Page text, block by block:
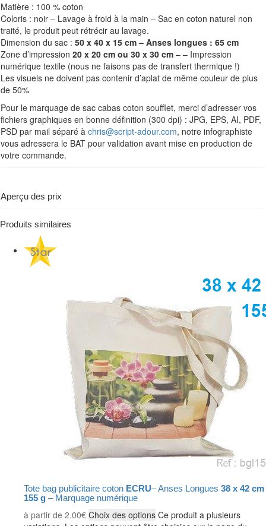
Matière : 100 % coton
Coloris : noir – Lavage à froid à la main – Sac en coton naturel non
traité, le produit peut rétrécir au lavage.
Dimension du sac : 50 x 40 x 15 cm – Anses longues : 65 cm
Zone d’impression 20 x 20 cm ou 30 x 30 cm – – Impression
numérique textile (nous ne faisons pas de transfert thermique !)
Les visuels ne doivent pas contenir d’aplat de même couleur de plus
de 50%
Pour le marquage de sac cabas coton soufflet, merci d’adresser vos
fichiers graphiques en bonne définition (300 dpi) : JPG, EPS, AI, PDF,
PSD par mail séparé à chris@script-adour.com, notre infographiste
vous adressera le BAT pour validation avant mise en production de
votre commande.
Aperçu des prix
Produits similaires
Tote bag publicitaire coton ECRU– Anses Longues 38 x 42 cm
155 g – Marquage numérique
à partir de 2.00€ Choix des options Ce produit a plusieurs